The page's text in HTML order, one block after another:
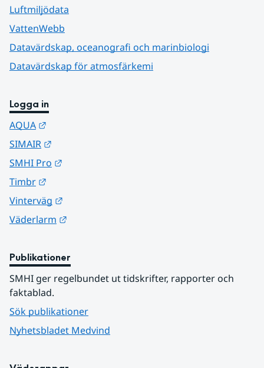
Luftmiljödata
VattenWebb
Datavärdskap, oceanografi och marinbiologi
Datavärdskap för atmosfärkemi
Logga in
AQUA
SIMAIR
SMHI Pro
Timbr
Vinterväg
Väderlarm
Publikationer
SMHI ger regelbundet ut tidskrifter, rapporter och
faktablad.
Sök publikationer
Nyhetsbladet Medvind